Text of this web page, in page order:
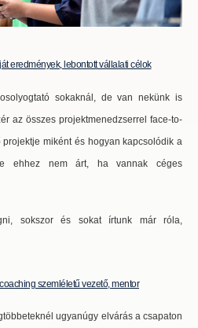
eredmények, lebontott vállalati célok
sokaknál, de van nekünk is
az összes projektmenedzserrel face-to-
miként és hogyan kapcsolódik a
ehhez nem árt, ha vannak céges
sokszor és sokat írtunk már róla,
szemléletű vezető, mentor
ugyanúgy elvárás a csapaton